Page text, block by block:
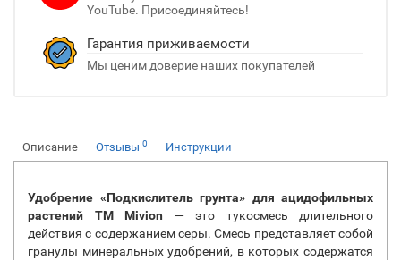
YouTube. Присоединяйтесь!
Гарантия приживаемости
Мы ценим доверие наших покупателей
Описание Отзывы 0 Инструкции
Удобрение «Подкислитель грунта» для ацидофильных
растений ТМ Mivion — это тукосмесь длительного
действия с содержанием серы. Смесь представляет собой
гранулы минеральных удобрений, в которых содержатся